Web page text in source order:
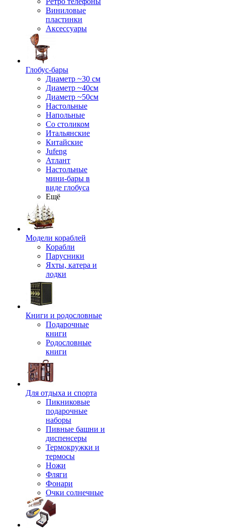
Виниловые
пластинки
Аксессуары
Глобус-бары
Диаметр ~30 см
Диаметр ~40см
Диаметр ~50см
Настольные
Напольные
Со столиком
Итальянские
Китайские
Jufeng
Атлант
Настольные
мини-бары в
виде глобуса
Ещё
Модели кораблей
Корабли
Парусники
Яхты, катера и
лодки
Книги и родословные
Подарочные
книги
Родословные
книги
Для отдыха и спорта
Пикниковые
подарочные
наборы
Пивные башни и
диспенсеры
Термокружки и
термосы
Ножи
Фляги
Фонари
Очки солнечные